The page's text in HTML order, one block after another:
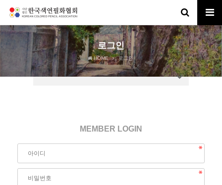
로그인
HOME 로그인
MEMBER LOGIN